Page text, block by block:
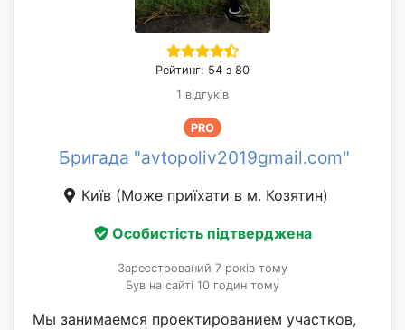
Рейтинг: 54 з 80
1 відгуків
PRO
Бригада "avtopoliv2019gmail.com"
Київ (Може приїхати в м. Козятин)
Особистість підтверджена
Зареєстрований 7 років тому
Був на сайті 10 годин тому
Мы занимаемся проектированием участков,